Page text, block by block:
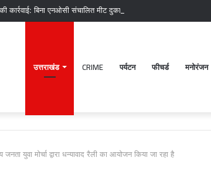
कार्रवाई: बिना एनओसी संचालित मीट दुकानों पर चला अभियान, 45250
उत्तराखंड CRIME पर्यटन फीचर्ड मनोरंजन
युवा मोर्चा द्वारा धन्यावाद रैली का आयोजन किया जा रहा है